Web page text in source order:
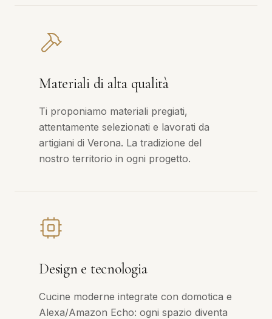
Materiali di alta qualità
Ti proponiamo materiali pregiati,
attentamente selezionati e lavorati da
artigiani di Verona. La tradizione del
nostro territorio in ogni progetto.
Design e tecnologia
Cucine moderne integrate con domotica e
Alexa/Amazon Echo: ogni spazio diventa